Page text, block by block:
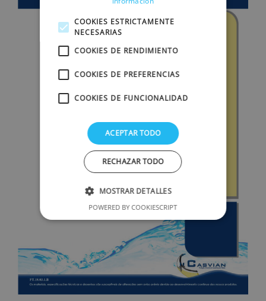
COOKIES ESTRICTAMENTE
NECESARIAS
COOKIES DE RENDIMIENTO
COOKIES DE PREFERENCIAS
COOKIES DE FUNCIONALIDAD
ACEPTAR TODO
RECHAZAR TODO
MOSTRAR DETALLES
POWERED BY COOKIESCRIPT